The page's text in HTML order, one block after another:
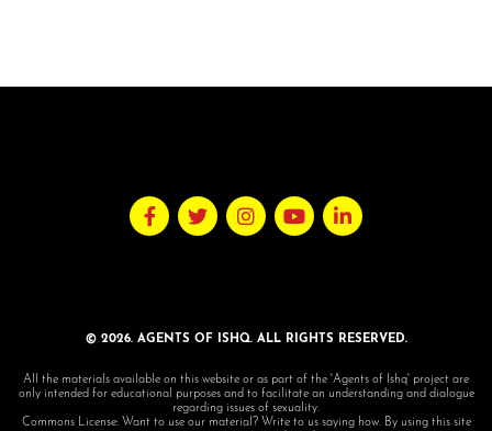
© 2026. AGENTS OF ISHQ. ALL RIGHTS RESERVED.
All the materials available on this website or as part of the 'Agents of Ishq' project are
only intended for educational purposes and to facilitate an understanding and dialogue
regarding issues of sexuality.
Commons License: Want to use our material? Write to us saying how. By using this site